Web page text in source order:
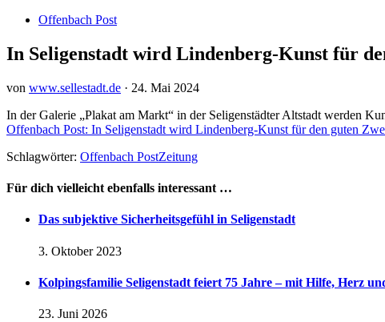
Offenbach Post
In Seligenstadt wird Lindenberg-Kunst für
von www.sellestadt.de · 24. Mai 2024
In der Galerie „Plakat am Markt“ in der Seligenstädter Altstadt werden
Offenbach Post: In Seligenstadt wird Lindenberg-Kunst für den guten
Schlagwörter: Offenbach PostZeitung
Für dich vielleicht ebenfalls interessant …
Das subjektive Sicherheitsgefühl in Seligenstadt
3. Oktober 2023
Kolpingsfamilie Seligenstadt feiert 75 Jahre – mit Hilfe, Herz
23. Juni 2026